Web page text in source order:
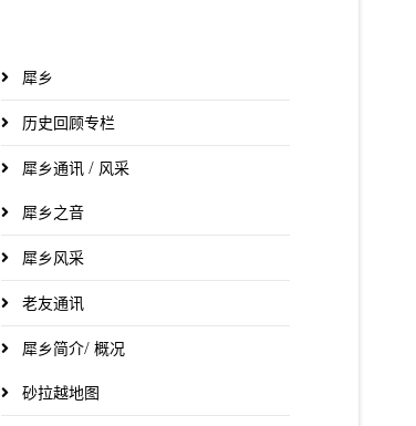
犀乡
历史回顾专栏
犀乡通讯 / 风采
犀乡之音
犀乡风采
老友通讯
犀乡简介/ 概况
砂拉越地图